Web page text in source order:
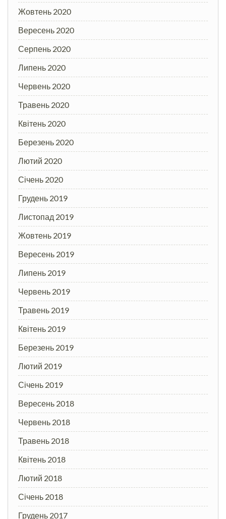
Жовтень 2020
Вересень 2020
Серпень 2020
Липень 2020
Червень 2020
Травень 2020
Квітень 2020
Березень 2020
Лютий 2020
Січень 2020
Грудень 2019
Листопад 2019
Жовтень 2019
Вересень 2019
Липень 2019
Червень 2019
Травень 2019
Квітень 2019
Березень 2019
Лютий 2019
Січень 2019
Вересень 2018
Червень 2018
Травень 2018
Квітень 2018
Лютий 2018
Січень 2018
Грудень 2017